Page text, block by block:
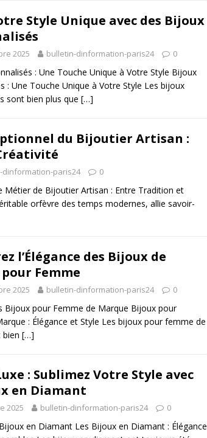
Style Unique avec des Bijoux
2025 bulletin-dinformation-paris24 0
: Une Touche Unique à Votre Style Bijoux
: Une Touche Unique à Votre Style Les bijoux
sont bien plus que […]
du Bijoutier Artisan :
dinformation-paris24 0
Métier de Bijoutier Artisan : Entre Tradition et
orfèvre des temps modernes, allie savoir-
l’Élégance des Bijoux de
Femme
2025 bulletin-dinformation-paris24 0
Bijoux pour Femme de Marque Bijoux pour
: Élégance et Style Les bijoux pour femme de
[…]
: Sublimez Votre Style avec
en Diamant
2025 bulletin-dinformation-paris24 0
en Diamant Les Bijoux en Diamant : Élégance